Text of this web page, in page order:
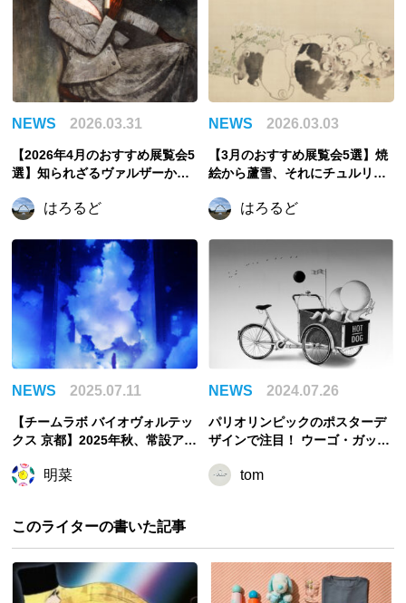
NEWS 2026.03.31
【2026年4月のおすすめ展覧会5
選】知られざるヴァルザーか
だ紫紅、そして蘇る江戸の魅力
はろるど
NEWS 2026.03.03
【3月のおすすめ展覧会5選】焼
絵から蘆雪、それにチュルリョ
はろるど
NEWS 2025.07.11
【チームラボ バイオヴォルテッ
クス 京都】2025年秋、常設アー
明菜
NEWS 2024.07.26
パリオリンピックのポスターデ
ザインで注目！ ウーゴ・ガット
tom
このライターの書いた記事